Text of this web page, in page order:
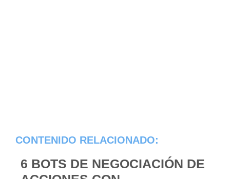
CONTENIDO RELACIONADO:
6 BOTS DE NEGOCIACIÓN DE